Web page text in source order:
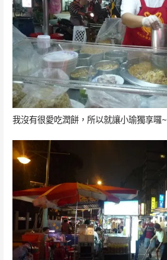
我沒有很愛吃潤餅，所以就讓小瑜獨享囉~